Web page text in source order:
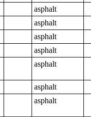
asphalt
asphalt
asphalt
asphalt
asphalt
asphalt
asphalt